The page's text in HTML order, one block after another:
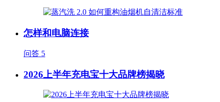
怎样和电脑连接
问答 5
2026上半年充电宝十大品牌榜揭晓